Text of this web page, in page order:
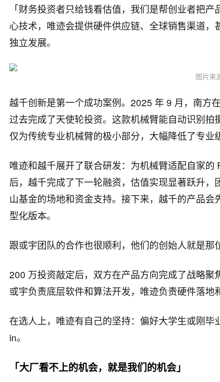
「财务投资者只给钱看估值，我们是帮创业者把
心技术，唯迹会提供硬件供应链、全球销售渠道
独立发展。
图片来
越千创新是第一个成功案例。2025 年 9 月，南方
过去完成了天使轮投资。这款机械臂能自动识别
仅为传统专业机械臂的极小部分，大幅降低了专业
唯迹和越千展开了联合研发：为机械臂适配自家
后，越千完成了下一轮融资，估值实现显著跃升
山基金的场地和资金支持。接下来，越千的产品
型化版本。
跟或宇团队的合作也很顺利，他们的创始人就是
200 万投资敲定后，双方在产品方向完成了战略
或宇负责底层软件和算法开发，唯迹负责硬件落
在选人上，唯迹有自己的坚持：偏好大学生或刚
in。
「大厂看不上的机会，就是我们的机会」